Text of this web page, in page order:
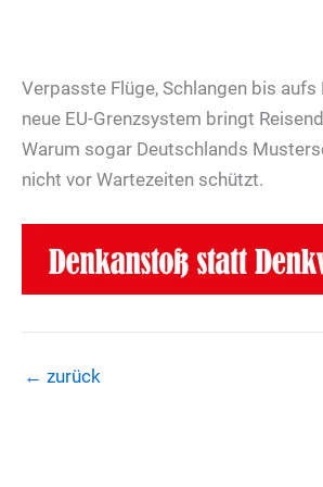
Verpasste Flüge, Schlangen bis aufs
neue EU-Grenzsystem bringt
Warum sogar Deutschlands
nicht vor Wartezeiten schützt.
← zurück